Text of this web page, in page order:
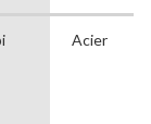
Acier